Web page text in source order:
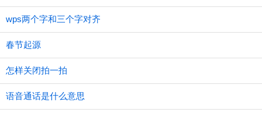
wps两个字和三个字对齐
春节起源
怎样关闭拍一拍
语音通话是什么意思